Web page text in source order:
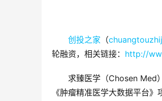
创投之家 （
轮融资，相关链接： http://
求臻医学（Chosen Med
《肿瘤精准医学大数据平台